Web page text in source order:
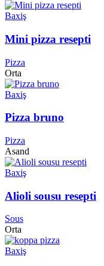
Baxiş
Mini pizza resepti
Pizza
Orta
Baxiş
Pizza bruno
Pizza
Asand
Baxiş
Alioli sousu resepti
Sous
Orta
Baxiş